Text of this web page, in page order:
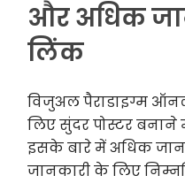
और अधिक
लिंक
विजुअल पैराडाइग्म
लिए सुंदर पोस्टर
इसके बारे में अधिक
जानकारी के लिए